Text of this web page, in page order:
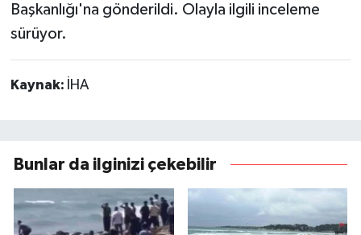
Başkanlığı'na gönderildi. Olayla ilgili inceleme
sürüyor.
Kaynak: İHA
Bunlar da ilginizi çekebilir